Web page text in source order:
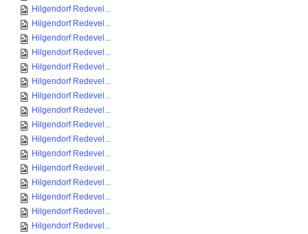
Hilgendorf Redevel...
Hilgendorf Redevel...
Hilgendorf Redevel...
Hilgendorf Redevel...
Hilgendorf Redevel...
Hilgendorf Redevel...
Hilgendorf Redevel...
Hilgendorf Redevel...
Hilgendorf Redevel...
Hilgendorf Redevel...
Hilgendorf Redevel...
Hilgendorf Redevel...
Hilgendorf Redevel...
Hilgendorf Redevel...
Hilgendorf Redevel...
Hilgendorf Redevel...